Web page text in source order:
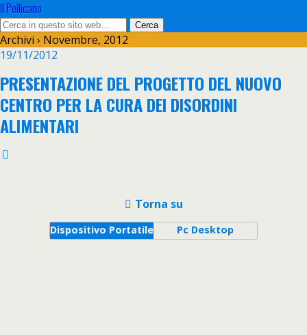
Il Pellicano
Archivi › Novembre, 2012
19/11/2012
PRESENTAZIONE DEL PROGETTO DEL NUOVO
CENTRO PER LA CURA DEI DISORDINI
ALIMENTARI
Torna su
Dispositivo Portatile Pc Desktop